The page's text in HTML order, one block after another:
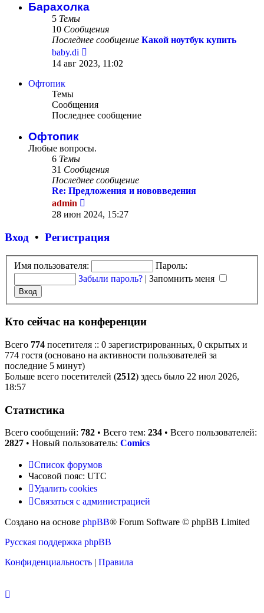
Барахолка
5 Темы
10 Сообщения
Последнее сообщение Какой ноутбук купить
baby.di
к
14 авг 2023, 11:02
Офтопик
Темы
Сообщения
Последнее сообщение
Офтопик
Любые вопросы.
6 Темы
31 Сообщения
Последнее сообщение
Re: Предложения и нововведения
admin
к
28 июн 2024, 15:27
Вход • Регистрация
Имя пользователя:
Пароль:
Забыли пароль? | Запомнить меня
Кто сейчас на конференции
Всего 774 посетителя :: 0 зарегистрированных, 0 скрытых и
774 гостя (основано на активности пользователей за
последние 5 минут)
Больше всего посетителей (2512) здесь было 22 июл 2026,
18:57
Статистика
Всего сообщений: 782 • Всего тем: 234 • Всего пользователей:
2827 • Новый пользователь: Comics
Список форумов
Часовой пояс: UTC
Удалить cookies
Связаться с
Связаться с администрацией
Создано на основе phpBB® Forum Software © phpBB Limited
Русская поддержка phpBB
Конфиденциальность | Правила